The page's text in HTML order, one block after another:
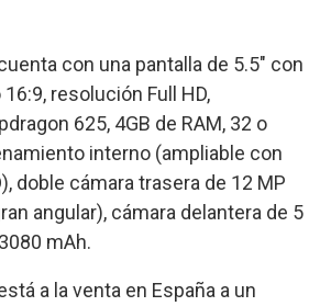
con una pantalla de 5.5″ con
resolución Full HD,
625, 4GB de RAM, 32 o
interno (ampliable con
doble cámara trasera de 12 MP
angular), cámara delantera de 5
mAh.
a la venta en España a un